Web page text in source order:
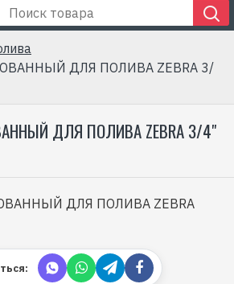
ДЛЯ ПОЛИВА ZEBRA 3/
ДЛЯ ПОЛИВА ZEBRA 3/4"